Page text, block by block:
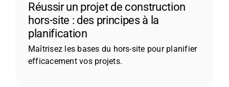
Réussir un projet de construction
hors-site : des principes à la
planification
Maîtrisez les bases du hors-site pour planifier
efficacement vos projets.